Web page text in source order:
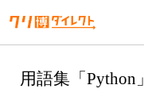
用語集「Python」